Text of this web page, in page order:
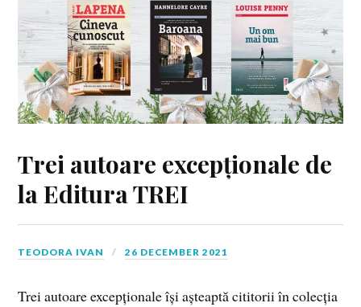
Trei autoare excepționale de
la Editura TREI
TEODORA IVAN 26 DECEMBER 2021
Trei autoare excepționale își așteaptă cititorii în colecția